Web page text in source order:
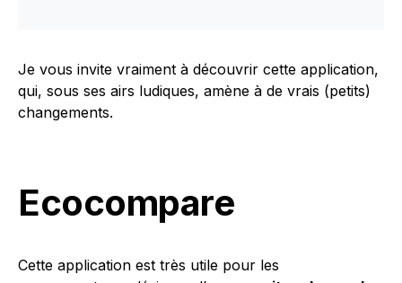
Je vous invite vraiment à découvrir cette application,
qui, sous ses airs ludiques, amène à de vrais (petits)
changements.
Ecocompare
Cette application est très utile pour les